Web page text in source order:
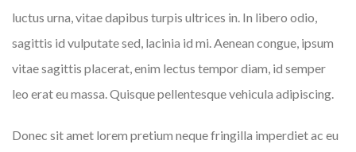
luctus urna, vitae dapibus turpis ultrices in. In libero odio,
sagittis id vulputate sed, lacinia id mi. Aenean congue, ipsum
vitae sagittis placerat, enim lectus tempor diam, id semper
leo erat eu massa. Quisque pellentesque vehicula adipiscing.
Donec sit amet lorem pretium neque fringilla imperdiet ac eu